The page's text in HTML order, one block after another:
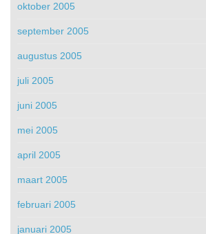
oktober 2005
september 2005
augustus 2005
juli 2005
juni 2005
mei 2005
april 2005
maart 2005
februari 2005
januari 2005